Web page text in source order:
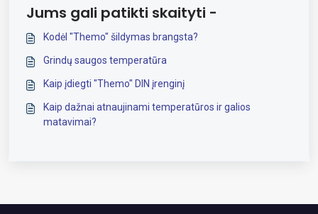
Jums gali patikti skaityti -
Kodėl "Themo" šildymas brangsta?
Grindų saugos temperatūra
Kaip įdiegti "Themo" DIN įrenginį
Kaip dažnai atnaujinami temperatūros ir galios
matavimai?